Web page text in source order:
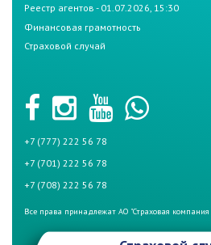
Реестр агентов - 01.07.2026, 15:30
Финансовая грамотность
Страховой случай
+7 (777) 222 56 78
+7 (701) 222 56 78
+7 (708) 222 56 78
Все права принадлежат АО "Страховая